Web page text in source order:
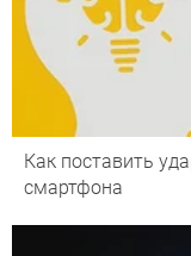
Как поставить
смартфона